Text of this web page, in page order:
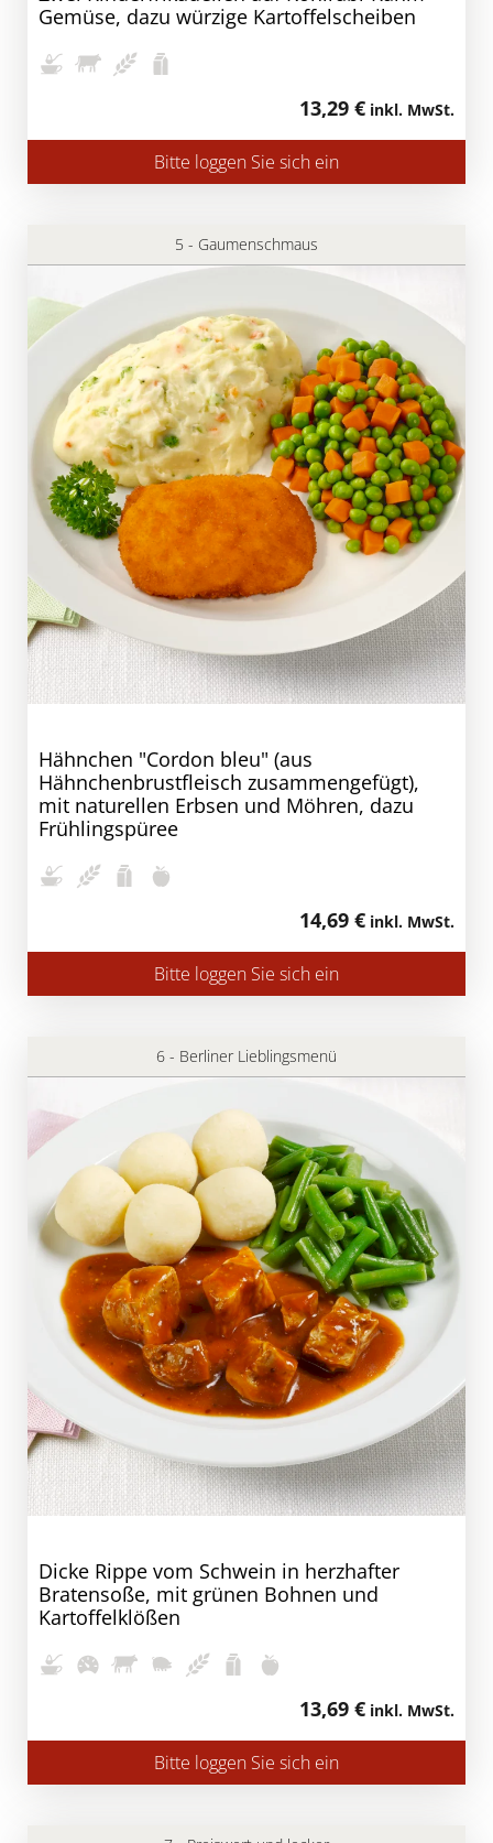
Gemüse, dazu würzige Kartoffelscheiben
13,29 € inkl. MwSt.
Bitte loggen Sie sich ein
5 - Gaumenschmaus
Hähnchen "Cordon bleu" (aus
Hähnchenbrustfleisch zusammengefügt),
mit naturellen Erbsen und Möhren, dazu
Frühlingspüree
14,69 € inkl. MwSt.
Bitte loggen Sie sich ein
6 - Berliner Lieblingsmenü
Dicke Rippe vom Schwein in herzhafter
Bratensoße, mit grünen Bohnen und
Kartoffelklößen
13,69 € inkl. MwSt.
Bitte loggen Sie sich ein